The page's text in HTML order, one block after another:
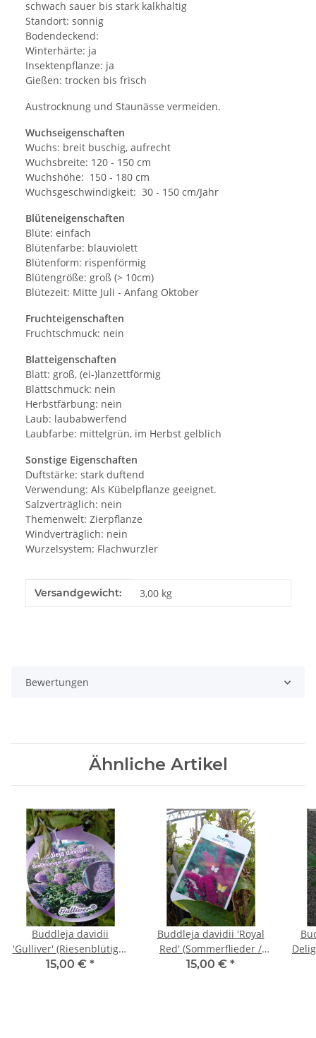
schwach sauer bis stark kalkhaltig
Standort: sonnig
Bodendeckend:
Winterhärte: ja
Insektenpflanze: ja
Gießen: trocken bis frisch
Austrocknung und Staunässe vermeiden.
Wuchseigenschaften
Wuchs: breit buschig, aufrecht
Wuchsbreite: 120 - 150 cm
Wuchshöhe: 150 - 180 cm
Wuchsgeschwindigkeit: 30 - 150 cm/Jahr
Blüteneigenschaften
Blüte: einfach
Blütenfarbe: blauviolett
Blütenform: rispenförmig
Blütengröße: groß (> 10cm)
Blütezeit: Mitte Juli - Anfang Oktober
Fruchteigenschaften
Fruchtschmuck: nein
Blatteigenschaften
Blatt: groß, (ei-)lanzettförmig
Blattschmuck: nein
Herbstfärbung: nein
Laub: laubabwerfend
Laubfarbe: mittelgrün, im Herbst gelblich
Sonstige Eigenschaften
Duftstärke: stark duftend
Verwendung: Als Kübelpflanze geeignet.
Salzverträglich: nein
Themenwelt: Zierpflanze
Windverträglich: nein
Wurzelsystem: Flachwurzler
Produkteigenschaft
Wert
Versandgewicht: 3,00 kg
Bewertungen
Ähnliche Artikel
Buddleja davidii
'Gulliver' (Riesenblütiger
Sommerflieder /
15,00 € *
Buddleja davidii 'Royal
Red' (Sommerflieder /
Schmetterlingsstrauch)
15,00 € *